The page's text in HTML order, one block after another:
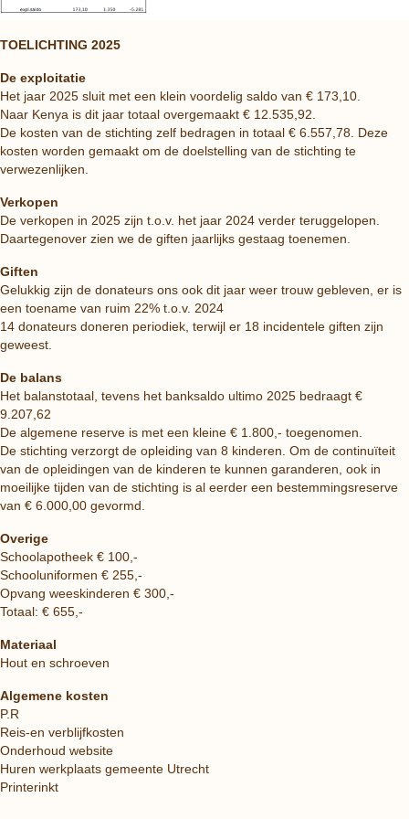
TOELICHTING 2025
De exploitatie
Het jaar 2025 sluit met een klein voordelig saldo van € 173,10.
Naar Kenya is dit jaar totaal overgemaakt € 12.535,92.
De kosten van de stichting zelf bedragen in totaal € 6.557,78. Deze
kosten worden gemaakt om de doelstelling van de stichting te
verwezenlijken.
Verkopen
De verkopen in 2025 zijn t.o.v. het jaar 2024 verder teruggelopen.
Daartegenover zien we de giften jaarlijks gestaag toenemen.
Giften
Gelukkig zijn de donateurs ons ook dit jaar weer trouw gebleven, er is
een toename van ruim 22% t.o.v. 2024
14 donateurs doneren periodiek, terwijl er 18 incidentele giften zijn
geweest.
De balans
Het balanstotaal, tevens het banksaldo ultimo 2025 bedraagt €
9.207,62
De algemene reserve is met een kleine € 1.800,- toegenomen.
De stichting verzorgt de opleiding van 8 kinderen. Om de continuïteit
van de opleidingen van de kinderen te kunnen garanderen, ook in
moeilijke tijden van de stichting is al eerder een bestemmingsreserve
van € 6.000,00 gevormd.
Overige
Schoolapotheek € 100,-
Schooluniformen € 255,-
Opvang weeskinderen € 300,-
Totaal: € 655,-
Materiaal
Hout en schroeven
Algemene kosten
P.R
Reis-en verblijfkosten
Onderhoud website
Huren werkplaats gemeente Utrecht
Printerinkt